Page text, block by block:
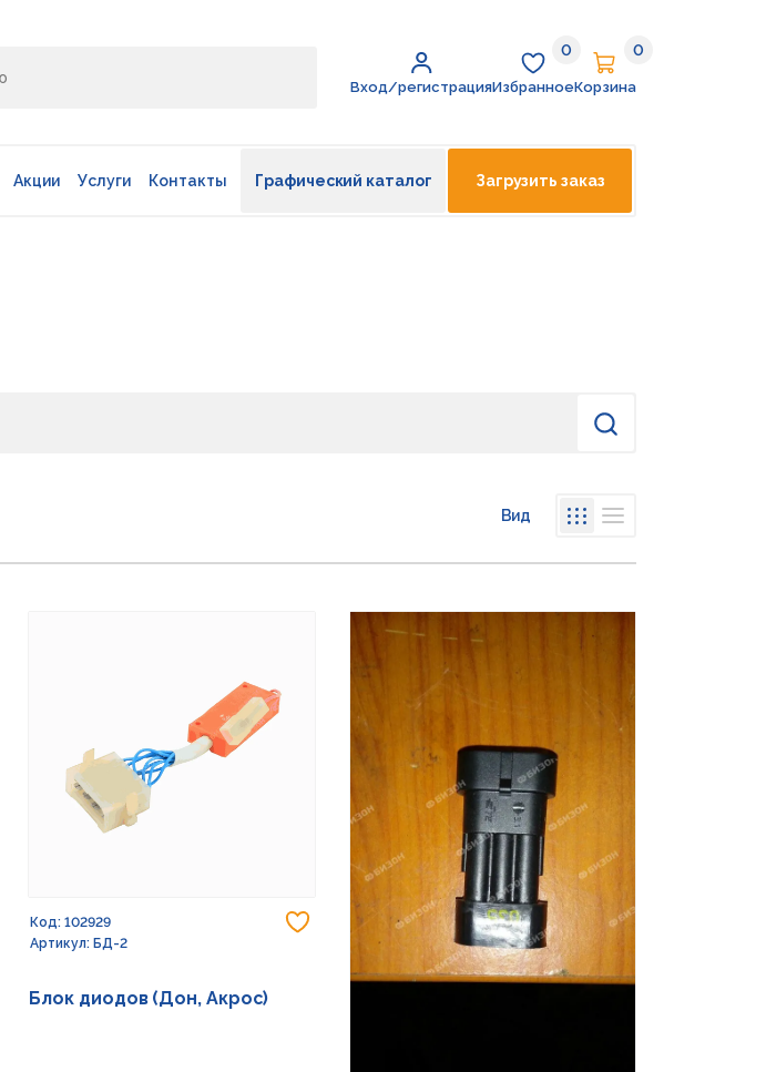
Вход/регистрация
Избранное
0
Избранное
Корзина
0
Корзина
Акции Услуги Контакты Графический каталог Загрузить заказ
Найти
Вид
Добавить в избранное
Добавить в избранное
Код: 102929
Артикул: БД-2
Блок диодов (Дон, Акрос)